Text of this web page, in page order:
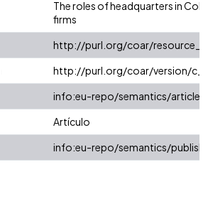
The roles of headquarters in
firms
http://purl.org/coar/
http://purl.org/coar/version/
info:eu-repo/semantics/article
Artículo
info:eu-repo/semantics/